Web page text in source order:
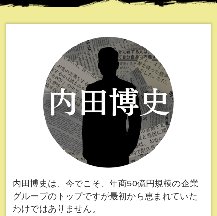
内田博史は、今でこそ、年商50億円規模の企業
グループのトップですが最初から恵まれていた
わけではありません。